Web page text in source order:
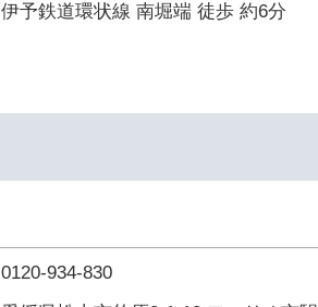
伊予鉄道環状線 南堀端 徒歩 約6分
0120-934-830